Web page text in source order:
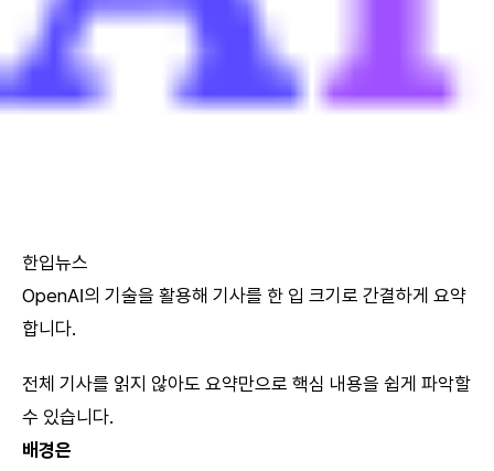
한입뉴스
OpenAI의 기술을 활용해 기사를 한 입 크기로 간결하게 요약
합니다.
전체 기사를 읽지 않아도 요약만으로 핵심 내용을 쉽게 파악할
수 있습니다.
배경은